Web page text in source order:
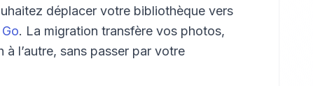
déplacer votre bibliothèque vers
. La migration transfère vos photos,
l’autre, sans passer par votre